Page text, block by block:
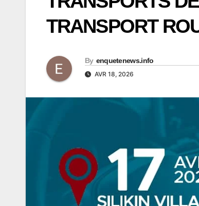
TRANSPORT
By enquetenews.info
AVR 18, 2026